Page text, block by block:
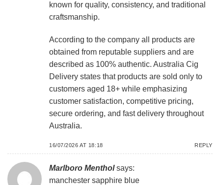
known for quality, consistency, and traditional
craftsmanship.
According to the company all products are
obtained from reputable suppliers and are
described as 100% authentic. Australia Cig
Delivery states that products are sold only to
customers aged 18+ while emphasizing
customer satisfaction, competitive pricing,
secure ordering, and fast delivery throughout
Australia.
16/07/2026 AT 18:18 REPLY
Marlboro Menthol says:
manchester sapphire blue